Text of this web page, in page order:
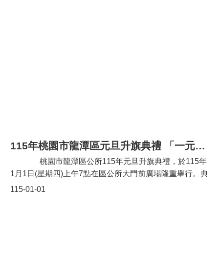
浪、市政顧問黃仁杞、陳燕妮、陳仁禎、百年里長張銘
純、上林里長黃承藩、富林里長魏榮貴、中山里長黃承
隆、龍潭里長古智仁、九龍里長陳新榮、三坑里長黃遠達
115年桃園市龍潭區元旦升旗典禮 「一元復始 龍馬精神」
115-01-01
桃園市龍潭區公所115年元旦升旗典禮，於115年
1月1日(星期四)上午7點在區公所大門前廣場隆重舉行。典
禮由區長鄧昱綵親自率領公所團隊參加，與會貴賓包括立